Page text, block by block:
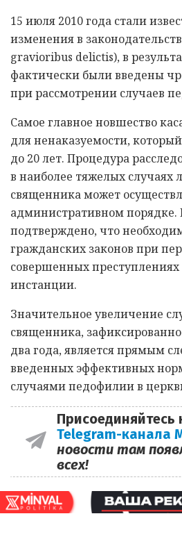
15 июля 2010 года стали
изменения в
gravioribus delictis), в
фактически были введены
при рассмотрении случаев
Самое главное новшество
для ненаказуемости,
до 20 лет. Процедура
в наиболее тяжелых случаях
священника может
административном порядке.
подтверждено, что
гражданских законов при
совершенных преступлениях
инстанции.
Значительное увеличение
священника,
два года, является прямым
введенных эффективных
случаями педофилии в
Присоединяйтесь
Telegram-канала
новости там
всех!